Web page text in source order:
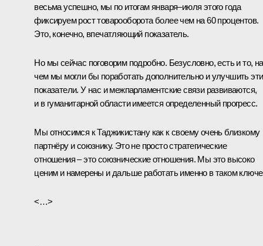
весьма успешно, мы по итогам января–июля этого года
фиксируем рост товарооборота более чем на 60 процентов.
Это, конечно, впечатляющий показатель.
Но мы сейчас поговорим подробно. Безусловно, есть и то,
чем мы могли бы поработать дополнительно и улучшить эти
показатели. У нас и межпарламентские связи развиваются,
и в гуманитарной области имеется определенный прогресс.
Мы относимся к Таджикистану как к своему очень близкому
партнёру и союзнику. Это не просто стратегические
отношения – это союзнические отношения. Мы это высоко
ценим и намерены и дальше работать именно в таком
<…>